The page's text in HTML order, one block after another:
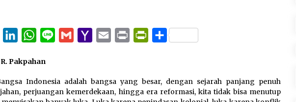
TwitterLinkedInWhatsApp
Line Gmail Yahoo Email Print PrintFriendly
Share
Pakpahan
Indonesia adalah bangsa yang besar, dengan sejarah panjang penuh
perjuangan kemerdekaan, hingga era reformasi, kita tidak bisa menutup